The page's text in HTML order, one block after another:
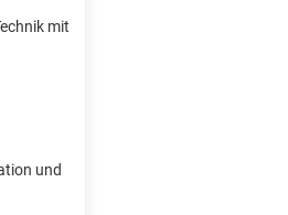
mit
und